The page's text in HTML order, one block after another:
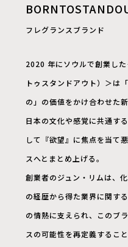
フレグランスブランド
2020 年にソウルで創業し
トゥスタンドアウト）＞は
の」の価値をかけ合わせた
日本の文化や感覚に共通す
して『欲望』に焦点を当て
スへとまとめ上げる。
創業者のジュン・リムは、
の経歴から得た業界に関す
の情熱に支えられ、このブ
スの可能性を再定義するこ